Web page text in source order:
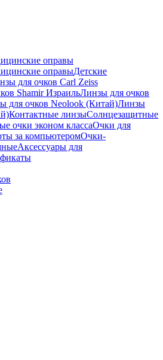
оправы
оправыДетские
для очков Carl Zeiss
Shamir ИзраильЛинзы для очков
для очков Neolook (Китай)Линзы
Контактные линзыСолнцезащитные
очки эконом классаОчки для
за компьютеромОчки-
Аксессуары для